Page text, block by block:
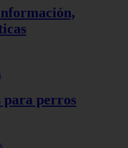
para perros